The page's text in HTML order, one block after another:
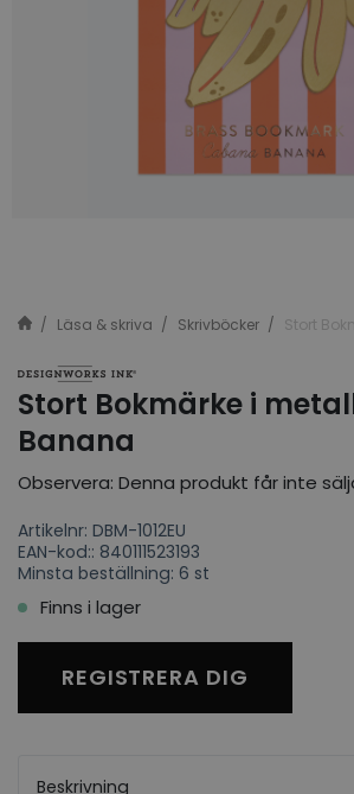
Läsa & skriva Skrivböcker Stort
Stort Bokmärke i
Banana
Observera: Denna produkt får inte
Artikelnr: DBM-1012EU
EAN-kod:: 840111523193
Minsta beställning: 6 st
Finns i lager
REGISTRERA DIG
Beskrivning